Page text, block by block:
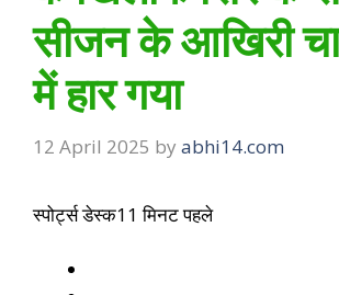
सीजन के आखिरी
में हार गया
12 April 2025 by abhi14.com
स्पोर्ट्स डेस्क11 मिनट पहले